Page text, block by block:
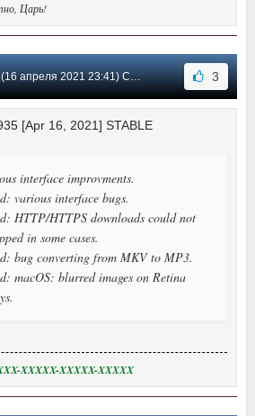
Царь!
апреля 2021 23:41) Сообщение #532 3
[Apr 16, 2021] STABLE
interface improvments.
various interface bugs.
HTTP/HTTPS downloads could not
in some cases.
bug converting from MKV to MP3.
macOS: blurred images on Retina
XXXXX-XXXXX-XXXXX